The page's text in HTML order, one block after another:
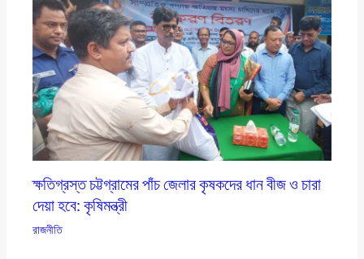
ক্ষতিগ্রস্ত চট্টগ্রামের পাঁচ জেলার কৃষকদের ধান বীজ ও চারা
দেয়া হবে: কৃষিমন্ত্রী
রাজনীতি